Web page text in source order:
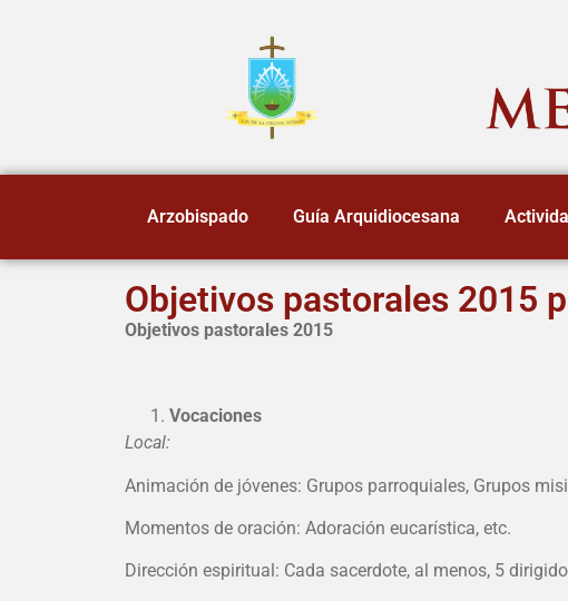
Arzobispado Guía Arquidiocesana
Objetivos pastorales 2015
Objetivos pastorales 2015
Vocaciones
Local:
Animación de jóvenes: Grupos parroquiales, Grupos
Momentos de oración: Adoración eucarística, etc.
Dirección espiritual: Cada sacerdote, al menos, 5